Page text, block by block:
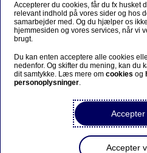
Nordea
retningslinjerne
De fire
centrale områder
og modstandskraft
Accepterer du cookies, får du fx husket
relevant indhold på vores sider og hos
samarbejder med. Og du hjælper os
hjemmesiden og vores services, når vi
brugt.
Du kan enten acceptere alle cookies
nedenfor. Og skifter du mening, kan
dit samtykke. Læs mere omcookies og
personoplysninger.
Accepter
Accepter